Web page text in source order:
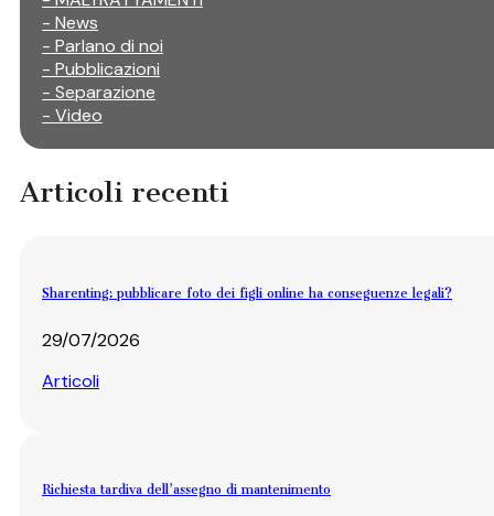
- News
- Parlano di noi
- Pubblicazioni
- Separazione
- Video
Articoli recenti
Sharenting: pubblicare foto dei figli online ha conseguenze legali?
29/07/2026
Articoli
Richiesta tardiva dell’assegno di mantenimento